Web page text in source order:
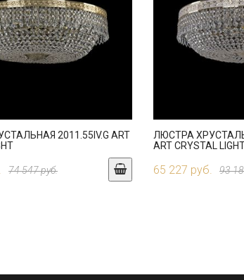
2011.55IV.G ART
74 547 руб.
ЛЮСТРА
ART CRYSTAL
65 227 руб. 93